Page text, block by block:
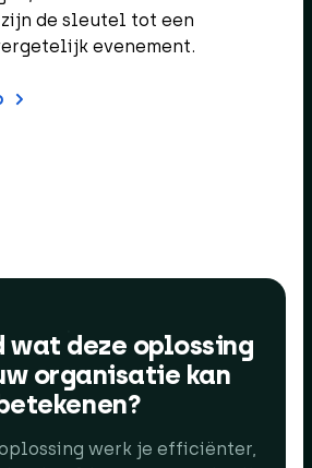
de sleutel tot een
evenement.
wat deze oplossing
organisatie kan
werk je efficiënter,